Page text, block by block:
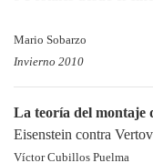
Mario Sobarzo
Invierno 2010
La teoría del montaje
Eisenstein contra
Víctor Cubillos Puelma